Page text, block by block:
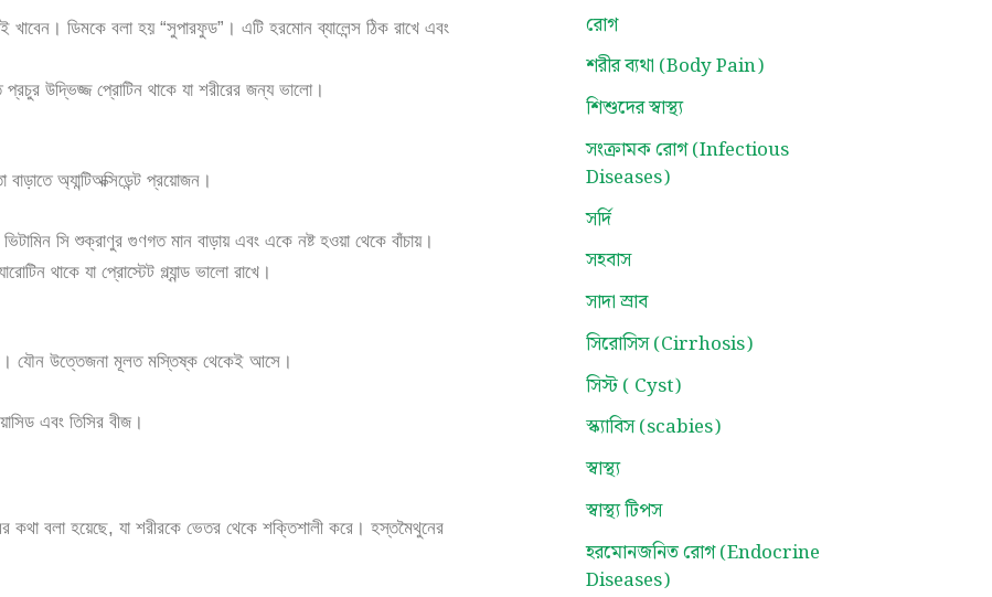
খাবেন। ডিমকে বলা হয় “সুপারফুড”। এটি হরমোন ব্যালেন্স ঠিক রাখে এবং
প্রচুর উদ্ভিজ্জ প্রোটিন থাকে যা শরীরের জন্য ভালো।
অ্যান্টিঅক্সিডেন্ট প্রয়োজন।
সি শুক্রাণুর গুণগত মান বাড়ায় এবং একে নষ্ট হওয়া থেকে বাঁচায়।
থাকে যা প্রোস্টেট গ্ল্যান্ড ভালো রাখে।
যৌন উত্তেজনা মূলত মস্তিষ্ক থেকেই আসে।
এবং তিসির বীজ।
কথা বলা হয়েছে, যা শরীরকে ভেতর থেকে শক্তিশালী করে। হস্তমৈথুনের
রোগ
শরীর ব্যথা (Body Pain)
শিশুদের স্বাস্থ্য
সংক্রামক রোগ (Infectious
Diseases)
সর্দি
সহবাস
সাদা স্রাব
সিরোসিস (Cirrhosis)
সিস্ট ( Cyst)
স্ক্যাবিস (scabies)
স্বাস্থ্য
স্বাস্থ্য টিপস
হরমোনজনিত রোগ (Endocrine
Diseases)